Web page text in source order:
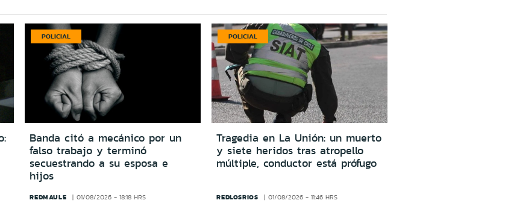
POLICIAL
Banda citó a mecánico por un
falso trabajo y terminó
secuestrando a su esposa e
hijos
REDMAULE 01/08/2026 - 18:18 HRS
POLICIAL
Tragedia en La Unión: un muerto
y siete heridos tras atropello
múltiple, conductor está prófugo
REDLOSRIOS 01/08/2026 - 11:46 HRS